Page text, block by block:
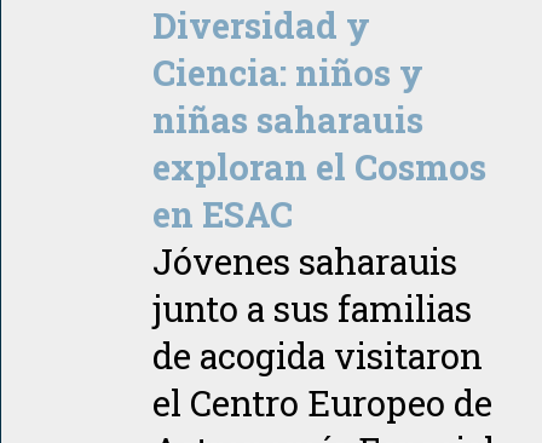
Diversidad y
Ciencia: niños y
niñas saharauis
exploran el Cosmos
en ESAC
Jóvenes saharauis
junto a sus familias
de acogida visitaron
el Centro Europeo de